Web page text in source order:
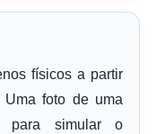
físicos a partir
Uma foto de uma
para simular o